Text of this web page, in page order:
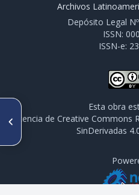
ARTÍCULO ANTERIOR
S44. CÓDIGO NUTRICIA: UNA
INICIATIVA PARA PROTEGER LA
Archivos
Depósito Legal
ISSN:
ISSN-e:
Esta obra
licencia de Creative Commons
SinDerivadas